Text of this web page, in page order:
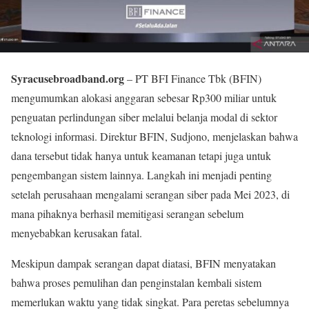
Syracusebroadband.org– PT BFI Finance Tbk (BFIN)
mengumumkan alokasi anggaran sebesar Rp300 miliar untuk
penguatan perlindungan siber melalui belanja modal di sektor
teknologi informasi. Direktur BFIN, Sudjono, menjelaskan bahwa
dana tersebut tidak hanya untuk keamanan tetapi juga untuk
pengembangan sistem lainnya. Langkah ini menjadi penting
setelah perusahaan mengalami serangan siber pada Mei 2023, di
mana pihaknya berhasil memitigasi serangan sebelum
menyebabkan kerusakan fatal.
Meskipun dampak serangan dapat diatasi, BFIN menyatakan
bahwa proses pemulihan dan penginstalan kembali sistem
memerlukan waktu yang tidak singkat. Para peretas sebelumnya